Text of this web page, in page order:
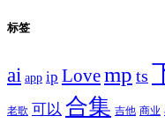
标签
ai app ip Lovemp ts
老歌 可以 合集 吉他 商业